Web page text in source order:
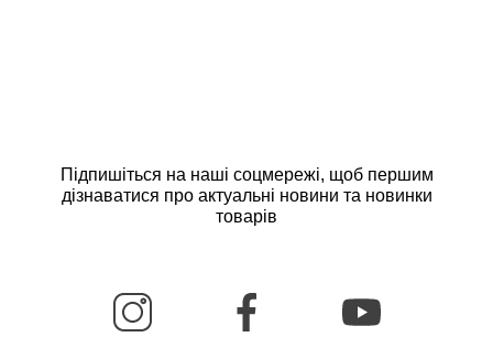
Підпишіться на наші соцмережі, щоб першим
дізнаватися про актуальні новини та новинки
товарів